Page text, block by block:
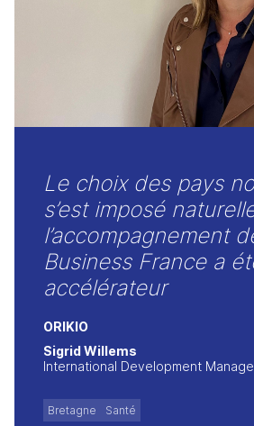
Le choix des pays
s’est imposé
l’accompagnement
Business France a
accélérateur
ORIKIO
Sigrid Willems
International Development
Bretagne Santé